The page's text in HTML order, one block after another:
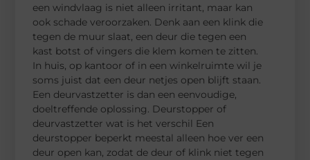
een windvlaag is niet alleen irritant, maar kan
ook schade veroorzaken. Denk aan een klink die
tegen de muur slaat, een deur die tegen een
kast botst of vingers die klem komen te zitten.
In huis, op kantoor of in een winkelruimte wil je
soms juist dat een deur netjes open blijft staan.
Een deurvastzetter is dan een eenvoudige,
doeltreffende oplossing. Deurstopper of
deurvastzetter wat is het verschil Een
deurstopper beperkt meestal alleen hoe ver een
deur open kan, zodat de deur of klink niet tegen